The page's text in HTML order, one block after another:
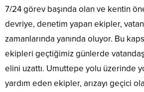
7/24 görev başında olan ve kentin
devriye, denetim yapan ekipler,
zamanlarında yanında oluyor. Bu
ekipleri geçtiğimiz günlerde
elini uzattı. Umuttepe yolu üzerinde
yardım eden ekipler, arızayı geçici